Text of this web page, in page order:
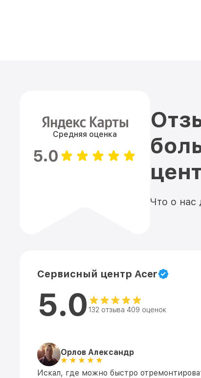
Средняя оценка
5.0
Что о нас
Сервисный центр Acer
5.0 132 отзыва 409 оценок
Орлов Александр
Искал, где можно быстро